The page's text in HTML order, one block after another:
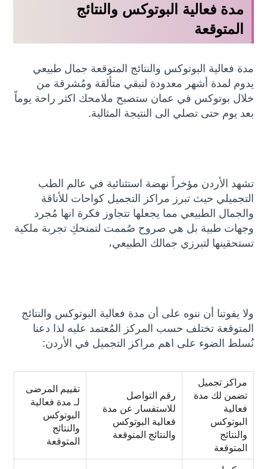
مدة فعالية البوتوكس والنتائج
المتوقعة
مدة فعالية البوتوكس والنتائج المتوقعة جمال طبيعي
يدوم لمدة أشهر معدودة لتبقي متألقة ومُشرقة من
خلال بوتوكس في عمان ستصبح ملامحك اكثر راحة يوماً
بعد يوم حتى تصلي الى النتيجة المثالية.
تشهد الأردن مؤخراً نهضة استثنائية في عالم الطب
التجميلي حيث تبرز مراكز التجميل كواحات للأناقة
والجمال الطبيعي مما يجعلها تتجاوز فكرة انها مُجرد
وجهات طبية بل هي صروح صُممت لتمنحكِ تجربة ملكية
تستحقينها لتبرزي جمالك الطبيعي،
ولا يفوتنا أن ننوه على أن مدة فعالية البوتوكس والنتائج
المتوقعة تختلف حسب المركز المُعتمد عليه لذا دعنا
نُسلط الضوء على اهم مراكز التجميل في الأردن:
مراكز تجميل
تضمن لك مدة
فعالية
البوتوكس
والنتائج
المتوقعة
رقم التواصل
للاستفسار عن مدة
فعالية البوتوكس
والنتائج المتوقعة
تقييم المرضى
لـ مدة فعالية
البوتوكس
والنتائج
المتوقعة